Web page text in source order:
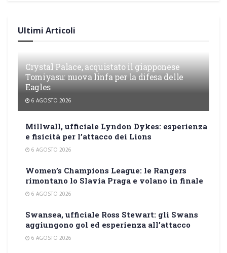
Ultimi Articoli
Crystal Palace, acquistato il giapponese
Tomiyasu: nuova linfa per la difesa delle
Eagles
6 AGOSTO 2026
Millwall, ufficiale Lyndon Dykes: esperienza
e fisicità per l’attacco dei Lions
6 AGOSTO 2026
Women’s Champions League: le Rangers
rimontano lo Slavia Praga e volano in finale
6 AGOSTO 2026
Swansea, ufficiale Ross Stewart: gli Swans
aggiungono gol ed esperienza all’attacco
6 AGOSTO 2026